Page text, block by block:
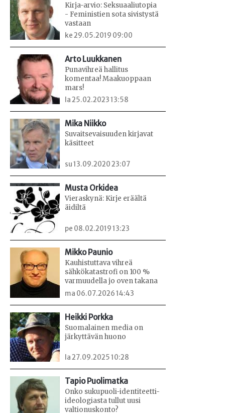
Kirja-arvio: Seksuaaliutopia
- Feministien sota sivistystä
vastaan
ke 29.05.2019 09:00
Arto Luukkanen
Punavihreä hallitus
komentaa! Maakuoppaan
mars!
la 25.02.2023 13:58
Mika Niikko
Suvaitsevaisuuden kirjavat
käsitteet
su 13.09.2020 23:07
Musta Orkidea
Vieraskynä: Kirje eräältä
äidiltä
pe 08.02.2019 13:23
Mikko Paunio
Kauhistuttava vihreä
sähkökatastrofi on 100 %
varmuudella jo oven takana
ma 06.07.2026 14:43
Heikki Porkka
Suomalainen media on
järkyttävän huono
la 27.09.2025 10:28
Tapio Puolimatka
Onko sukupuoli-identiteetti-
ideologiasta tullut uusi
valtionuskonto?